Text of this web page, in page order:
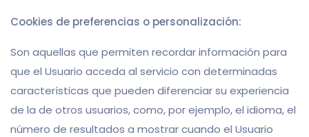
Cookies de preferencias o personalización:
Son aquellas que permiten recordar información para
que el Usuario acceda al servicio con determinadas
características que pueden diferenciar su experiencia
de la de otros usuarios, como, por ejemplo, el idioma, el
número de resultados a mostrar cuando el Usuario